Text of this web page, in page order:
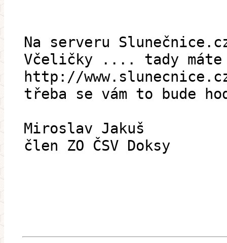
Na serveru
Včeličky .... tady máte
http://
třeba se vám to bude
Miroslav Jakuš
člen ZO ČSV Doksy